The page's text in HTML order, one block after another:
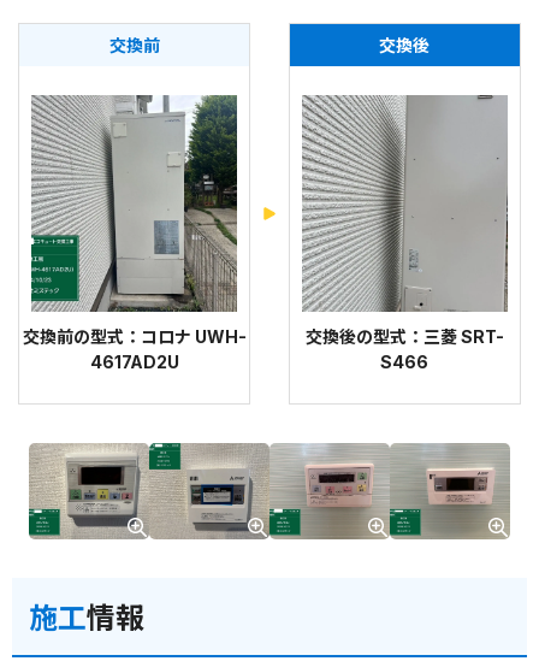
交換前
交換前の型式：コロナ UWH-
4617AD2U
交換後
交換後の型式：三菱 SRT-
S466
施工情報